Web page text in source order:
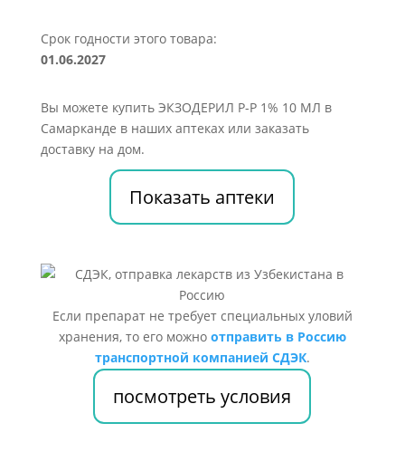
Срок годности этого товара:
01.06.2027
Вы можете купить ЭКЗОДЕРИЛ Р-Р 1% 10 МЛ в
Самарканде в наших аптеках или заказать
доставку на дом.
Показать аптеки
Если препарат не требует специальных уловий
хранения, то его можно отправить в Россию
транспортной компанией СДЭК.
посмотреть условия